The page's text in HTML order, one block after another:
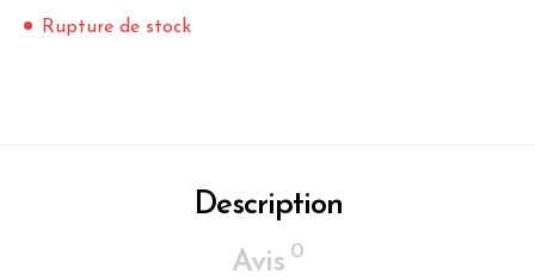
Rupture de stock
Description
Avis 0